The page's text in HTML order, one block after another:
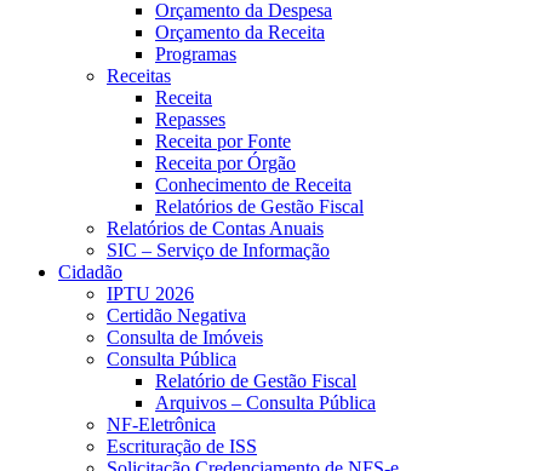
Orçamento da Despesa
Orçamento da Receita
Programas
Receitas
Receita
Repasses
Receita por Fonte
Receita por Órgão
Conhecimento de Receita
Relatórios de Gestão Fiscal
Relatórios de Contas Anuais
SIC – Serviço de Informação
Cidadão
IPTU 2026
Certidão Negativa
Consulta de Imóveis
Consulta Pública
Relatório de Gestão Fiscal
Arquivos – Consulta Pública
NF-Eletrônica
Escrituração de ISS